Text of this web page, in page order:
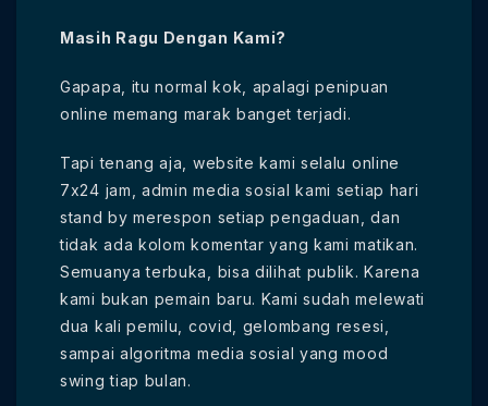
Masih Ragu Dengan Kami?
Gapapa, itu normal kok, apalagi penipuan
online memang marak banget terjadi.
Tapi tenang aja, website kami selalu online
7x24 jam, admin media sosial kami setiap hari
stand by merespon setiap pengaduan, dan
tidak ada kolom komentar yang kami matikan.
Semuanya terbuka, bisa dilihat publik. Karena
kami bukan pemain baru. Kami sudah melewati
dua kali pemilu, covid, gelombang resesi,
sampai algoritma media sosial yang mood
swing tiap bulan.